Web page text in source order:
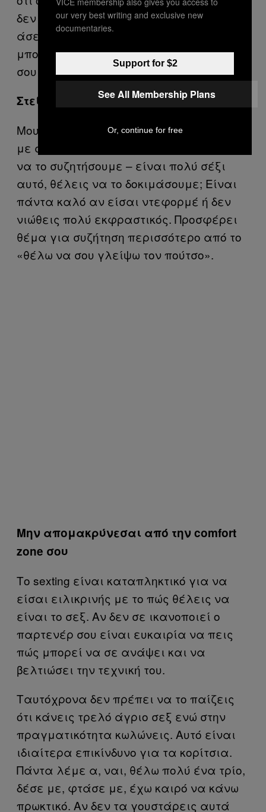
δεν έχεις άνεση να αναλάβεις τα ηνία
άσε να το κάνει ο σύντροφός σου — εσύ
μπορείς να στέλνει ηχητικά για το πόσο
σου αρέσει η αφήγησή του.
Στείλε λινκ από πορνό
Μου αρέσει να στέλνω λινκ από πορνό
με σενάρια που θα ήθελα να κάνω ώστε
να το συζητήσουμε – είναι πολύ σέξι
αυτό, θέλεις να το δοκιμάσουμε; Είναι
πάντα καλό αν είσαι ντεφορμέ ή δεν
νιώθεις πολύ εκφραστικός. Προσφέρει
θέμα για συζήτηση περισσότερο από το
«θέλω να σου γλείψω τον πούτσο».
Μην απομακρύνεσαι από την comfort
zone σου
Το sexting είναι καταπληκτικό για να
είσαι ειλικρινής με το πώς θέλεις να
είναι το σεξ. Αν δεν σε ικανοποιεί ο
παρτενέρ σου είναι ευκαιρία να πεις
πώς μπορεί να σε ανάψει και να
βελτιώσει την τεχνική του.
Ταυτόχρονα δεν πρέπει να το παίζεις
ότι κάνεις τρελό άγριο σεξ ενώ στην
πραγματικότητα κωλώνεις. Αυτό είναι
ιδιαίτερα επικίνδυνο για τα κορίτσια.
Πάντα λέμε α, ναι, θέλω πολύ ένα τρίο,
δέσε με, φτάσε με, έχω καιρό να κάνω
πρωκτικό. Αν δεν τα γουστάρεις αυτά
our very best writing and exclusive new
documentaries.
Support for $2
See All Membership Plans
Or, continue for free